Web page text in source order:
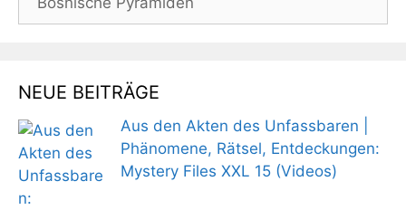
nach:
NEUE BEITRÄGE
Aus den Akten des Unfassbaren |
Phänomene, Rätsel, Entdeckungen:
Mystery Files XXL 15 (Videos)